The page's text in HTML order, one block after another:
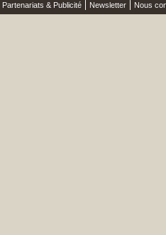
Partenariats & Publicité Newsletter Nous